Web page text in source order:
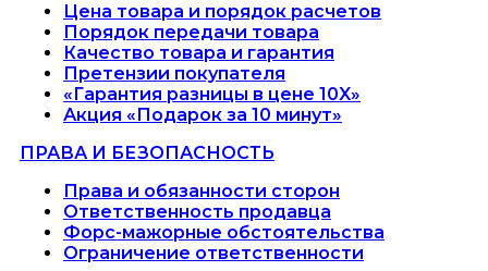
Цена товара и порядок расчетов
Порядок передачи товара
Качество товара и гарантия
Претензии покупателя
«Гарантия разницы в цене 10X»
Акция «Подарок за 10 минут»
ПРАВА И БЕЗОПАСНОСТЬ
Права и обязанности сторон
Ответственность продавца
Форс-мажорные обстоятельства
Ограничение ответственности